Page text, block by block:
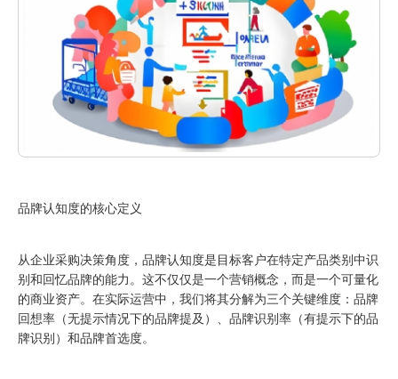
品牌认知度的核心定义
从企业采购决策角度，品牌认知度是目标客户在特定产品类别中识
别和回忆品牌的能力。这不仅仅是一个营销概念，而是一个可量化
的商业资产。在实际运营中，我们将其分解为三个关键维度：品牌
回想率（无提示情况下的品牌提及）、品牌识别率（有提示下的品
牌识别）和品牌首选度。